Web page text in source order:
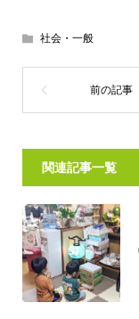
社会・一般
関連記事一覧